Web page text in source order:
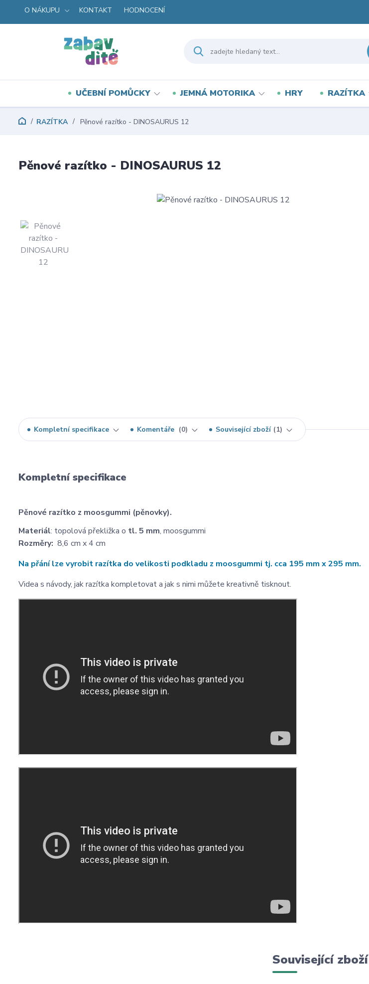
O NÁKUPU KONTAKT HODNOCENÍ
UČEBNÍ POMŮCKY JEMNÁ MOTORIKA HRY RAZÍTKA
RAZÍTKA Pěnové razítko - DINOSAURUS 12
Pěnové razítko - DINOSAURUS 12
Kompletní specifikace Komentáře 0 Související zboží 1
Kompletní specifikace
Pěnové razítko z moosgummi (pěnovky).
Materiál: topolová překližka o tl. 5 mm, moosgummi
Rozměry: 8,6 cm x 4 cm
Na přání lze vyrobit razítka do velikosti podkladu z moosgummi tj. cca 195 mm x 295 mm.
Videa s návody, jak razítka kompletovat a jak s nimi můžete kreativně tisknout.
Související zboží